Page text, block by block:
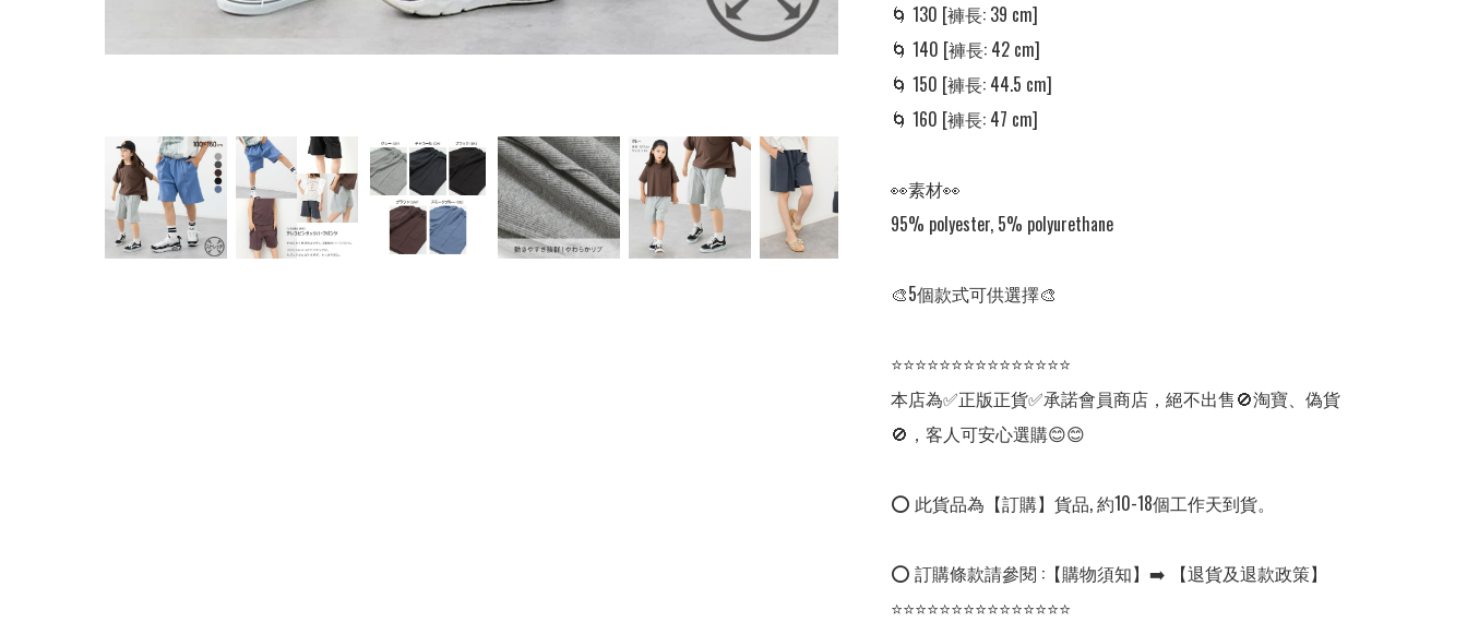
🌀 130 [褲長: 39 cm]
🌀 140 [褲長: 42 cm]
🌀 150 [褲長: 44.5 cm]
🌀 160 [褲長: 47 cm]
👀素材👀
95% polyester, 5% polyurethane
🎨5個款式可供選擇🎨
⭐⭐⭐⭐⭐⭐⭐⭐⭐⭐⭐⭐⭐⭐⭐
本店為✅正版正貨✅承諾會員商店，絕不出售🚫淘寶、偽貨
🚫，客人可安心選購😊😊
⭕ 此貨品為【訂購】貨品, 約10-18個工作天到貨。
⭕ 訂購條款請參閱 :【購物須知】➡️ 【退貨及退款政策】
⭐⭐⭐⭐⭐⭐⭐⭐⭐⭐⭐⭐⭐⭐⭐